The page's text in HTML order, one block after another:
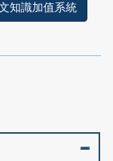
知識加值系統